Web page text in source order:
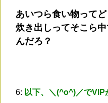
あいつら食い物って
炊き出しってそこら
んだろ？
6: 以下、＼(^o^)／でVIP